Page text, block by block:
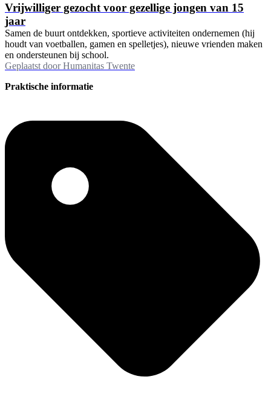
Vrijwilliger gezocht voor gezellige jongen van 15
jaar
Samen de buurt ontdekken, sportieve activiteiten ondernemen (hij
houdt van voetballen, gamen en spelletjes), nieuwe vrienden maken
en ondersteunen bij school.
Geplaatst door Humanitas Twente
Praktische informatie